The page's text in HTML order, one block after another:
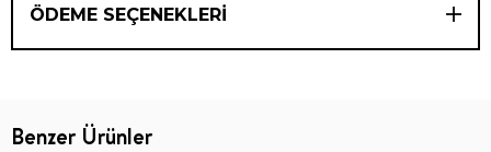
ÖDEME SEÇENEKLERI
Benzer Ürünler